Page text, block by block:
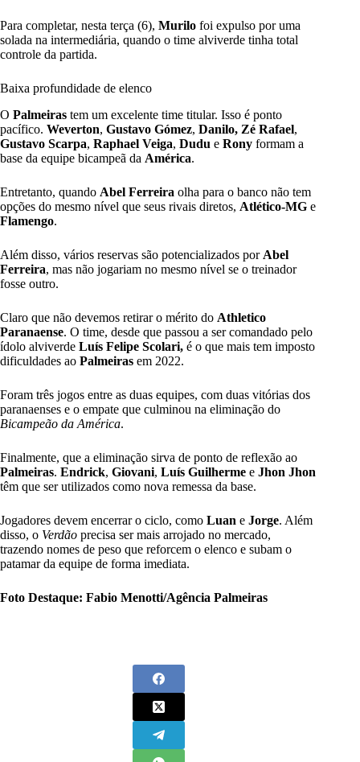
Para completar, nesta terça (6), Murilo foi expulso por uma
solada na intermediária, quando o time alviverde tinha total
controle da partida.
Baixa profundidade de elenco
O Palmeiras tem um excelente time titular. Isso é ponto
pacífico. Weverton, Gustavo Gómez, Danilo, Zé Rafael,
Gustavo Scarpa, Raphael Veiga, Dudu e Rony formam a
base da equipe bicampeã da América.
Entretanto, quando Abel Ferreira olha para o banco não tem
opções do mesmo nível que seus rivais diretos, Atlético-MG e
Flamengo.
Além disso, vários reservas são potencializados por Abel
Ferreira, mas não jogariam no mesmo nível se o treinador
fosse outro.
Claro que não devemos retirar o mérito do Athletico
Paranaense. O time, desde que passou a ser comandado pelo
ídolo alviverde Luís Felipe Scolari, é o que mais tem imposto
dificuldades ao Palmeiras em 2022.
Foram três jogos entre as duas equipes, com duas vitórias dos
paranaenses e o empate que culminou na eliminação do
Bicampeão da América.
Finalmente, que a eliminação sirva de ponto de reflexão ao
Palmeiras. Endrick, Giovani, Luís Guilherme e Jhon Jhon
têm que ser utilizados como nova remessa da base.
Jogadores devem encerrar o ciclo, como Luan e Jorge. Além
disso, o Verdão precisa ser mais arrojado no mercado,
trazendo nomes de peso que reforcem o elenco e subam o
patamar da equipe de forma imediata.
Foto Destaque: Fabio Menotti/Agência Palmeiras